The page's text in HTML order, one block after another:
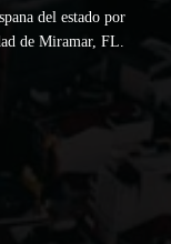
del estado por
de Miramar, FL.